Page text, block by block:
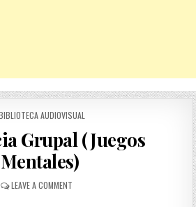
AUDIOVISUAL
Grupal (Juegos
Mentales)
LEAVE A COMMENTON